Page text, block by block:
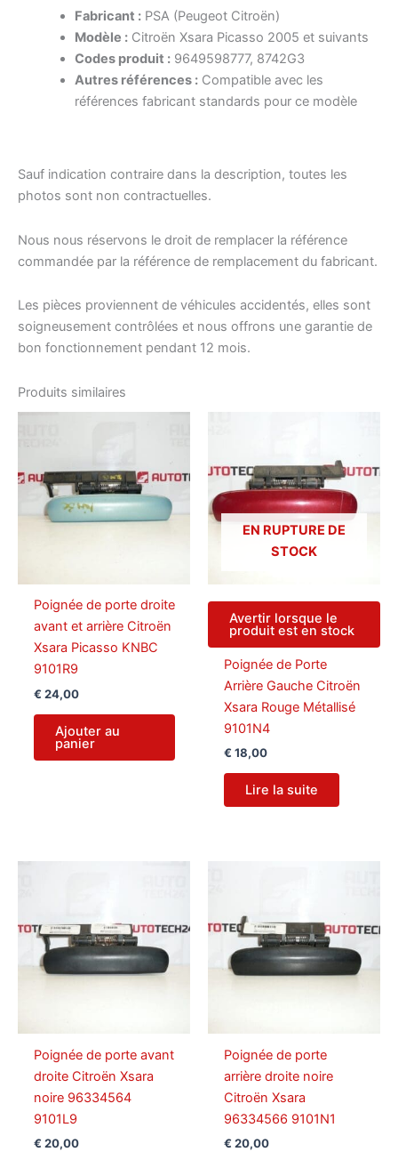
Fabricant :PSA (Peugeot Citroën)
Modèle :Citroën Xsara Picasso 2005 et suivants
Codes produit :9649598777, 8742G3
Autres références :Compatible avec les
références fabricant standards pour ce modèle
Sauf indication contraire dans la description, toutes les
photos sont non contractuelles.
Nous nous réservons le droit de remplacer la référence
commandée par la référence de remplacement du fabricant.
Les pièces proviennent de véhicules accidentés, elles sont
soigneusement contrôlées et nous offrons une garantie de
bon fonctionnement pendant 12 mois.
Produits similaires
Poignée de porte droite
avant et arrière Citroën
Xsara Picasso KNBC
9101R9
€ 24,00
Ajouter au
panier
EN RUPTURE DE
STOCK
Avertir lorsque le
produit est en stock
Poignée de Porte
Arrière Gauche Citroën
Xsara Rouge Métallisé
9101N4
€ 18,00
Lire la suite
Poignée de porte avant
droite Citroën Xsara
noire 96334564
9101L9
€ 20,00
Poignée de porte
arrière droite noire
Citroën Xsara
96334566 9101N1
€ 20,00